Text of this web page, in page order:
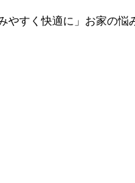
すく快適に」お家の